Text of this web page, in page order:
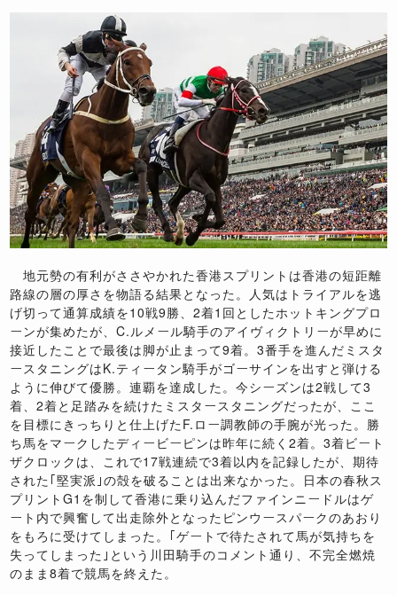
地元勢の有利がささやかれた香港スプリントは香港の短距離
路線の層の厚さを物語る結果となった。人気はトライアルを逃
げ切って通算成績を10戦9勝、2着1 回としたホットキングプロ
ーンが集めたが、C.ルメール騎手のアイヴィクトリーが早めに
接近したことで最後は脚が止まって9着。3番手を進んだミスタ
ースタニングはK.ティータン騎手がゴーサインを出すと弾ける
ように伸びて優勝。連覇を達成した。今シーズンは2戦して3
着、2着と足踏みを続けたミスタースタニングだったが、ここ
を目標にきっちりと仕上げた F. ロー調教師の手腕が光った。勝
ち馬をマークしたディービーピンは昨年に続く2着。3着ビート
ザクロックは、これで17戦連続で3着以内を記録したが、期待
された｢堅実派｣の殻を破ることは出来なかった。日本の春秋ス
プリントG1 を制して香港に乗り込んだファインニードルはゲ
ート内で興奮して出走除外となったピンウースパークのあおり
をもろに受けてしまった。｢ゲートで待たされて馬が気持ちを
失ってしまった｣という川田騎手のコメント通り、不完全燃焼
のまま8着で競馬を終えた。